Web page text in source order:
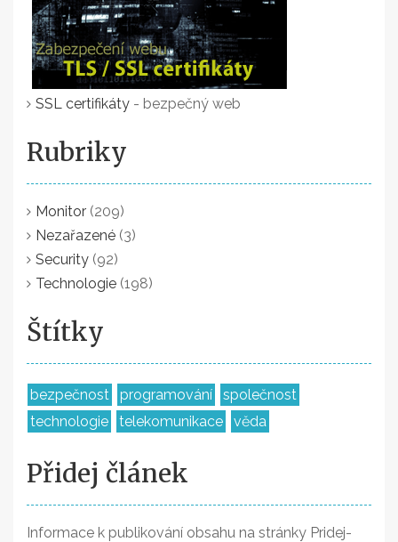
SSL certifikáty - bezpečný web
Rubriky
Monitor (209)
Nezařazené (3)
Security (92)
Technologie (198)
Štítky
bezpečnost programování
společnost
technologie
telekomunikace věda
Přidej článek
Informace k publikování obsahu na stránky Pridej-